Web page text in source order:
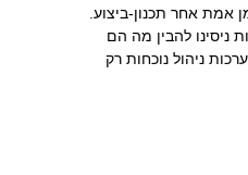
אמת אחר תכנון-ביצוע.
ניסינו להבין מה הם
ניהול נוכחות רק